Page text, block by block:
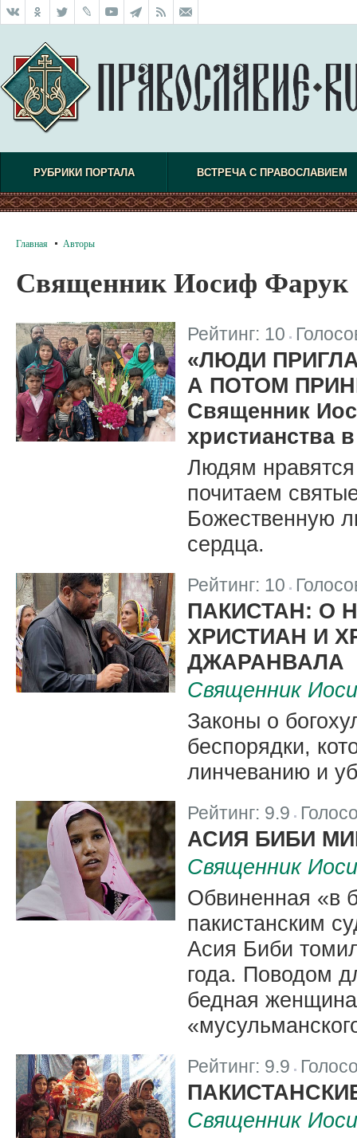
РУБРИКИ ПОРТАЛА ВСТРЕЧА С ПРАВОСЛАВИЕМ
Главная Авторы
Священник Иосиф Фарук
Рейтинг: 10
«ЛЮДИ
А ПОТОМ
Священник
христианства
Людям
почитаем
Божественную
сердца.
Рейтинг: 10
ПАКИСТАН: О
ХРИСТИАН И
ДЖАРАНВАЛА
Священник
Законы о
беспорядки,
линчеванию и
Рейтинг: 9.9
АСИЯ БИБИ
Священник
Обвиненная «в
пакистанским
Асия Биби
года. Поводом
бедная
Рейтинг: 9.9
Священник